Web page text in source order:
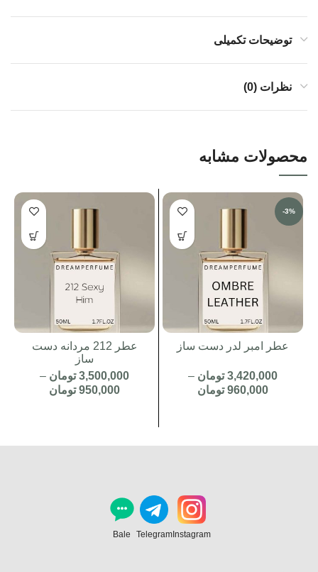
توضیحات تکمیلی
نظرات (0)
محصولات مشابه
-3%
عطر امبر لدر دست ساز
3,420,000 تومان –
960,000 تومان
3,420,000 تومان
عطر 212 مردانه دست
ساز
3,500,000 تومان –
950,000 تومان
3,500,000 تومان
Instagram
Telegram
Bale